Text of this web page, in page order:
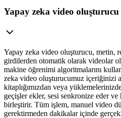
Yapay zeka video oluşturucu
Yapay zeka video oluşturucu, metin,
girdilerden otomatik olarak videolar
makine öğrenimi algoritmalarını
zeka video oluşturucumuz içeriğinizi
kitaplığımızdan veya
geçişler ekler, sesi senkronize eder
birleştirir. Tüm işlem, manuel video
gerektirmeden dakikalar içinde